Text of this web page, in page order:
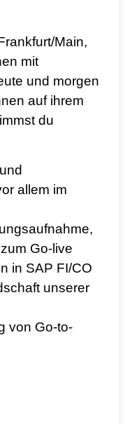
Main,
mit
und morgen
auf ihrem
du
allem im
Go-live
in SAP FI/CO
unserer
von Go-to-